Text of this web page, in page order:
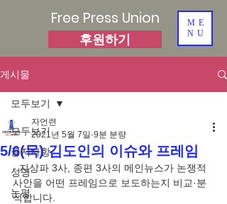
Free Press Union
후원하기
ME
NU
게시물
모두보기
공지사항
성명
논평
모두보기
5/6(목) 김도인의 이슈와 프레임
자언련
2021년 5월 7일 9분 분량
- 지상파 3사, 종편 3사의 메인뉴스가 논쟁적
사안을 어떤 프레임으로 보도하는지 비교·분
석합니다.